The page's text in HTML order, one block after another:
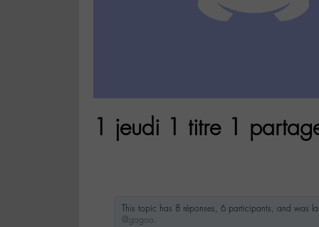
1 jeudi 1 titre 1
This topic has 8 réponses, 6 participants, and was
@gagoo.